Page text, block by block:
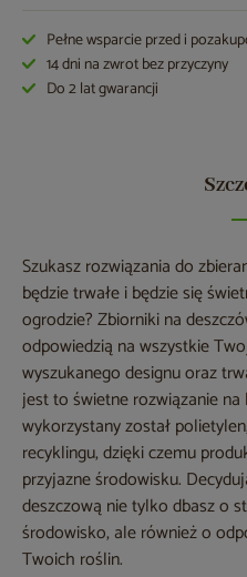
Pełne wsparcie przed i
14 dni na zwrot bez przyczyny
Do 2 lat gwarancji
Szukasz rozwiązania do
będzie trwałe i będzie się
ogrodzie? Zbiorniki na
odpowiedzią na wszystkie
wyszukanego designu oraz
jest to świetne rozwiązanie
wykorzystany został
recyklingu, dzięki czemu
przyjazne środowisku.
deszczową nie tylko dbasz o
środowisko, ale również o
Twoich roślin.